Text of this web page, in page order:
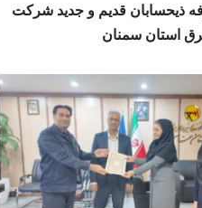
ذیحسابان قدیم و جدید شرکت
استان سمنان